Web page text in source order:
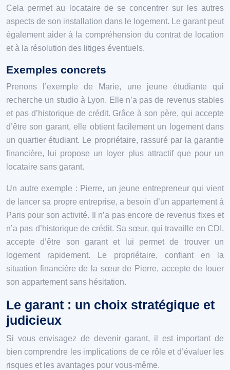
Cela permet au locataire de se concentrer sur les autres
aspects de son installation dans le logement. Le garant peut
également aider à la compréhension du contrat de location
et à la résolution des litiges éventuels.
Exemples concrets
Prenons l’exemple de Marie, une jeune étudiante qui
recherche un studio à Lyon. Elle n’a pas de revenus stables
et pas d’historique de crédit. Grâce à son père, qui accepte
d’être son garant, elle obtient facilement un logement dans
un quartier étudiant. Le propriétaire, rassuré par la garantie
financière, lui propose un loyer plus attractif que pour un
locataire sans garant.
Un autre exemple : Pierre, un jeune entrepreneur qui vient
de lancer sa propre entreprise, a besoin d’un appartement à
Paris pour son activité. Il n’a pas encore de revenus fixes et
n’a pas d’historique de crédit. Sa sœur, qui travaille en CDI,
accepte d’être son garant et lui permet de trouver un
logement rapidement. Le propriétaire, confiant en la
situation financière de la sœur de Pierre, accepte de louer
son appartement sans hésitation.
Le garant : un choix stratégique et
judicieux
Si vous envisagez de devenir garant, il est important de
bien comprendre les implications de ce rôle et d’évaluer les
risques et les avantages pour vous-même.